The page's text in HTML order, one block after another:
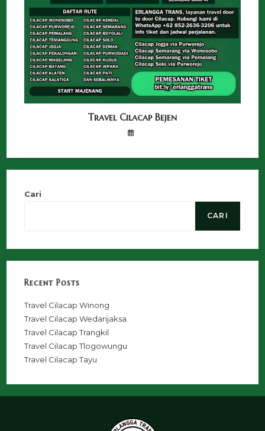
Travel Cilacap Bejen
Cari
CARI
Recent Posts
Travel Cilacap Winong
Travel Cilacap Wedarijaksa
Travel Cilacap Trangkil
Travel Cilacap Tlogowungu
Travel Cilacap Tayu